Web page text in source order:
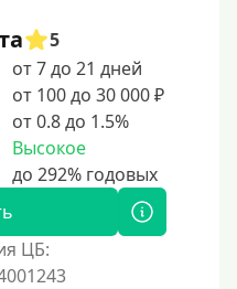
истории
5
от 7 до 21 дней
от 100 до 30 000 ₽
от 0.8 до 1.5%
Высокое
ЦБ: